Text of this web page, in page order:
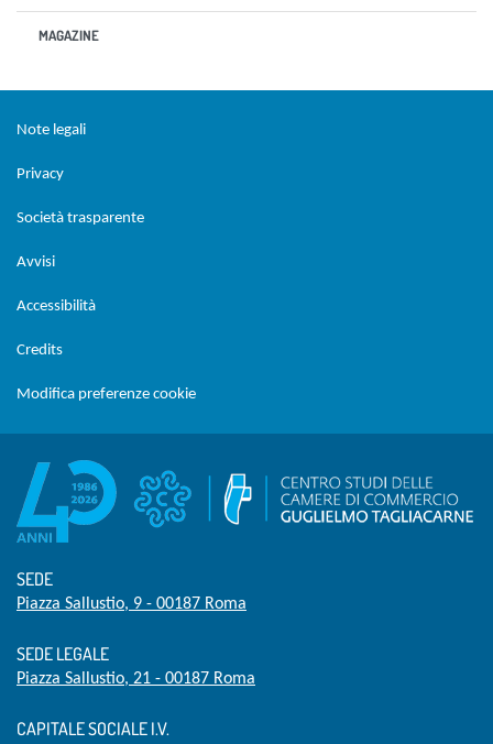
MAGAZINE
Note legali
Privacy
Società trasparente
Avvisi
Accessibilità
Credits
Modifica preferenze cookie
SEDE
Piazza Sallustio, 9 - 00187 Roma
SEDE LEGALE
Piazza Sallustio, 21 - 00187 Roma
CAPITALE SOCIALE I.V.